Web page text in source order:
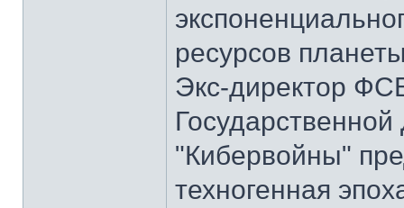
ресурсов
Экс-директор
"Кибервойны"
техногенная